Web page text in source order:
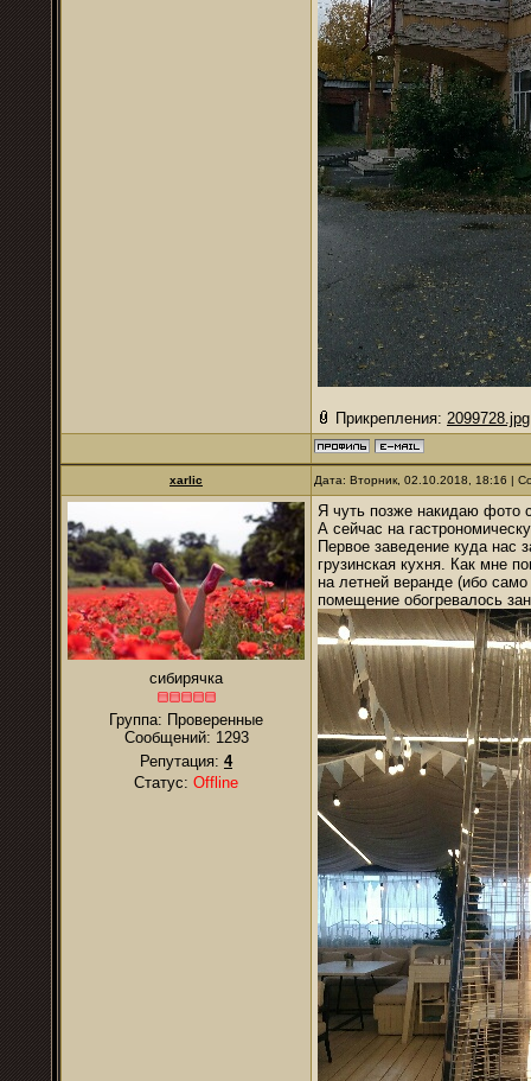
Прикрепления: 2099728.jpg
xarlic Дата: Вторник, 02.10.2018, 18:16 |
сибирячка
Группа: Проверенные
Сообщений: 1293
Репутация: 4
Статус: Offline
Я чуть позже накидаю фото
А сейчас на
Первое заведение куда нас
грузинская кухня. Как мне
на летней веранде (ибо
помещение обогревалось